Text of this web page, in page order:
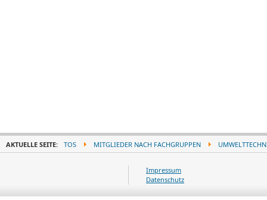
AKTUELLE SEITE: TOS MITGLIEDER NACH FACHGRUPPEN
Impressum
Datenschutz